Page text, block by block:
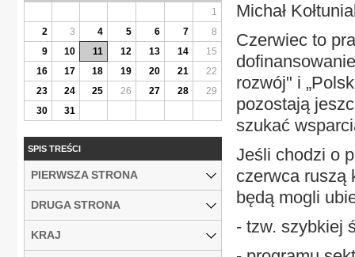
Michał
Czerwiec to
rozwój" i
pozostają
szukać
Jeśli chodzi o
czerwca ruszą
będą mogli
- tzw. szybkiej
1
2
3 4 5 6 7
8
9
10 11 12 13 14
15
16
17 18 19 20 21
22
23
24 25 26 27 28
29
30
31
SPIS TREŚCI
PIERWSZA STRONA
DRUGA STRONA
KRAJ